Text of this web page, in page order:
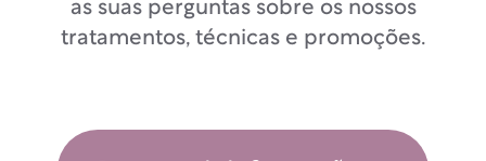
as suas perguntas sobre os nossos
tratamentos, técnicas e promoções.